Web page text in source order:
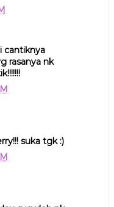
cantiknya
rasanya nk
suka tgk :)